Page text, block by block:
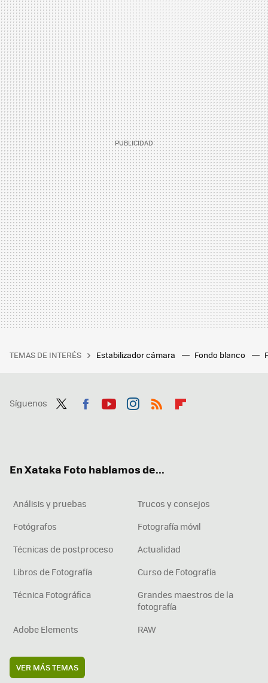
TEMAS DE INTERÉS Estabilizador cámara Fondo blanco
Síguenos
En Xataka Foto hablamos de...
Análisis y pruebas
Trucos y consejos
Fotógrafos
Fotografía móvil
Técnicas de postproceso
Actualidad
Libros de Fotografía
Curso de Fotografía
Técnica Fotográfica
Grandes maestros de la
fotografía
Adobe Elements
RAW
VER MÁS TEMAS